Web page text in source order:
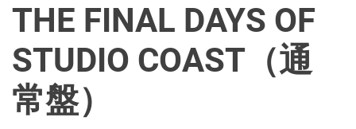
c
o
l
m
o
THE FINAL DAYS OF
STUDIO COAST（通
常盤）